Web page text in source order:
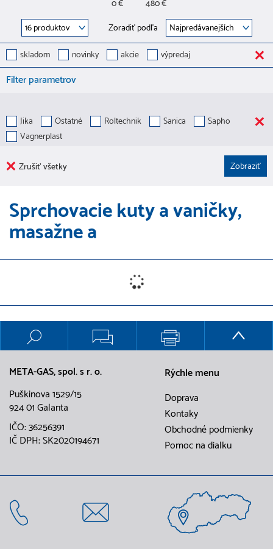
0 €
480 €
Zoradiť podľa
skladom
novinky akcie výpredaj
Filter parametrov
Jika Ostatné Roltechnik Sanica
Sapho
Vagnerplast
Zrušiť všetky
Sprchovacie kuty a vaničky,
masažne a
META-GAS, spol. s r. o.
Puškinova 1529/15
924 01 Galanta
IČO: 36256391
IČ DPH: SK2020194671
Rýchle menu
Doprava
Kontaky
Obchodné podmienky
Pomoc na dialku